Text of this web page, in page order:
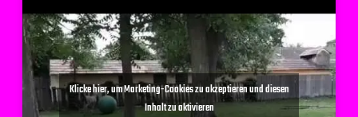
Klicke hier, um Marketing-Cookies zu akzeptieren und diesen
Inhalt zu aktivieren